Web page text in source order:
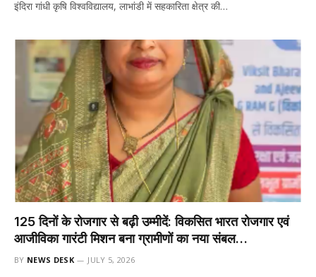
इंदिरा गांधी कृषि विश्वविद्यालय, लाभांडी में सहकारिता क्षेत्र की…
125 दिनों के रोजगार से बढ़ी उम्मीदें: विकसित भारत रोजगार एवं
आजीविका गारंटी मिशन बना ग्रामीणों का नया संबल…
BY NEWS DESK JULY 5, 2026